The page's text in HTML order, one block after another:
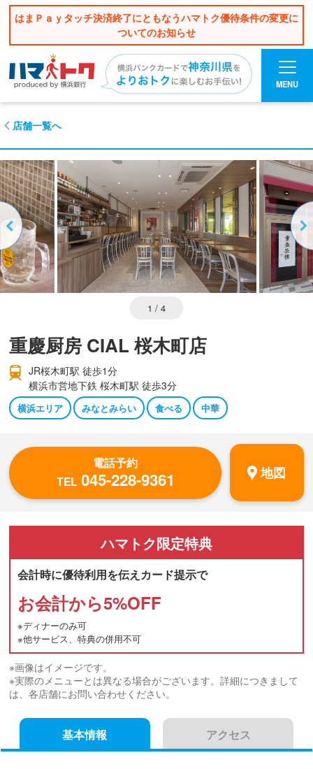
はまＰａｙタッチ決済終了にともなうハマトク優待条件の変更に
ついてのお知らせ
MENU
店舗一覧へ
1 / 4
重慶厨房 CIAL 桜木町店
JR桜木町駅 徒歩1分
横浜市営地下鉄 桜木町駅 徒歩3分
横浜エリア みなとみらい 食べる 中華
電話予約
TEL 045-228-9361 地図
ハマトク限定特典
会計時に優待利用を伝えカード提示で
お会計から5%OFF
※ディナーのみ可
※他サービス、特典の併用不可
※画像はイメージです。
※実際のメニューとは異なる場合がございます。詳細につきまして
は、各店舗にお問い合わせください。
基本情報 アクセス